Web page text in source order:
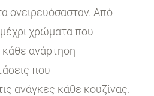
ονειρευόσασταν. Από
χρώματα που
κάθε ανάρτηση
που
ανάγκες κάθε κουζίνας.